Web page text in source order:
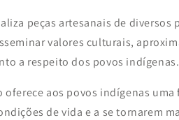
peças artesanais de
valores culturais,
a respeito dos povos indígenas.
oferece aos povos indígenas
de vida e a se tornarem